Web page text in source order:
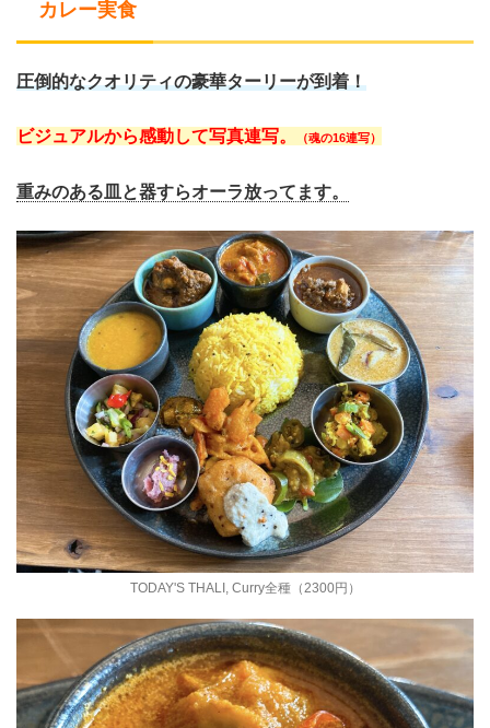
カレー実食
圧倒的なクオリティの豪華ターリーが到着！
ビジュアルから感動して写真連写。 （魂の16連写）
重みのある皿と器すらオーラ放ってます。
TODAY'S THALI, Curry全種（2300円）